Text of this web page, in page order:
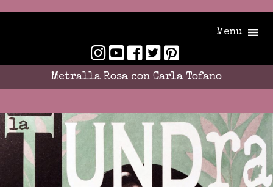
Menu
Metralla Rosa con Carla Tofano